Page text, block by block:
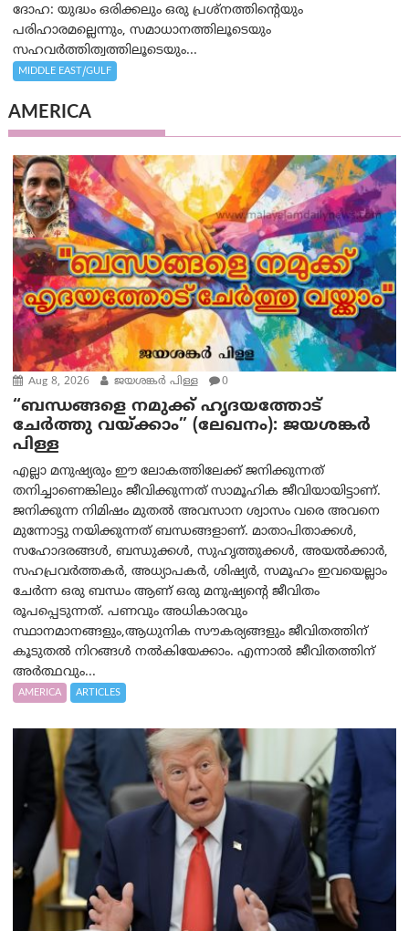
ദോഹ: യുദ്ധം ഒരിക്കലും ഒരു പ്രശ്‌നത്തിന്റെയും
പരിഹാരമല്ലെന്നും, സമാധാനത്തിലൂടെയും
സഹവര്‍ത്തിത്വത്തിലൂടെയും...
MIDDLE EAST/GULF
AMERICA
Aug 8, 2026 ജയശങ്കര്‍ പിള്ള 0
“ബന്ധങ്ങളെ നമുക്ക് ഹൃദയത്തോട്
ചേർത്തു വയ്ക്കാം” (ലേഖനം): ജയശങ്കര്‍
പിള്ള
എല്ലാ മനുഷ്യരും ഈ ലോകത്തിലേക്ക് ജനിക്കുന്നത്
തനിച്ചാണെങ്കിലും ജീവിക്കുന്നത് സാമൂഹിക ജീവിയായിട്ടാണ്.
ജനിക്കുന്ന നിമിഷം മുതൽ അവസാന ശ്വാസം വരെ അവനെ
മുന്നോട്ടു നയിക്കുന്നത് ബന്ധങ്ങളാണ്. മാതാപിതാക്കൾ,
സഹോദരങ്ങൾ, ബന്ധുക്കൾ, സുഹൃത്തുക്കൾ, അയൽക്കാർ,
സഹപ്രവർത്തകർ, അധ്യാപകർ, ശിഷ്യർ, സമൂഹം ഇവയെല്ലാം
ചേർന്ന ഒരു ബന്ധം ആണ് ഒരു മനുഷ്യന്റെ ജീവിതം
രൂപപ്പെടുന്നത്. പണവും അധികാരവും
സ്ഥാനമാനങ്ങളും,ആധുനിക സൗകര്യങ്ങളും ജീവിതത്തിന്
കൂടുതൽ നിറങ്ങൾ നൽകിയേക്കാം. എന്നാൽ ജീവിതത്തിന്
അർത്ഥവും...
AMERICA ARTICLES